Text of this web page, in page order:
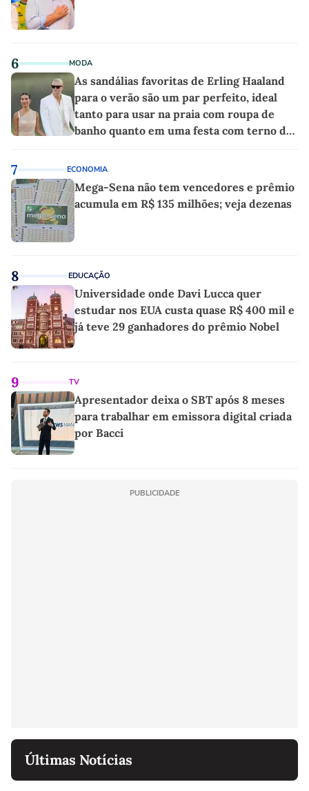
6 MODA
As sandálias favoritas de Erling Haaland
para o verão são um par perfeito, ideal
tanto para usar na praia com roupa de
banho quanto em uma festa com terno de
7 ECONOMIA
Mega-Sena não tem vencedores e prêmio
acumula em R$ 135 milhões; veja dezenas
8 EDUCAÇÃO
Universidade onde Davi Lucca quer
estudar nos EUA custa quase R$ 400 mil e
já teve 29 ganhadores do prêmio Nobel
9 TV
Apresentador deixa o SBT após 8 meses
para trabalhar em emissora digital criada
por Bacci
PUBLICIDADE
Últimas Notícias